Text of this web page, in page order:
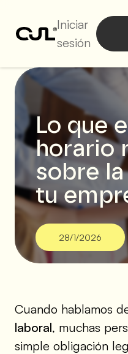
Iniciar
sesión
Lo que
horario
sobre
tu
28/1/2026
Cuando hablamos
laboral, muchas
simple obligación